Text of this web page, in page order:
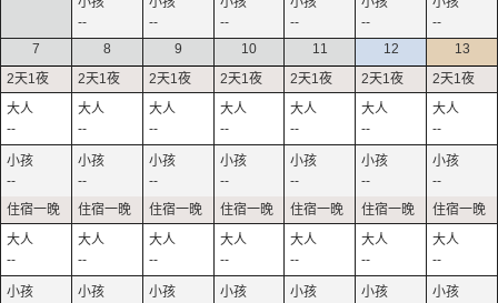
-- -- -- -- --
--
7
--
--
--
8
--
--
--
9
--
--
--
10
--
--
--
11
--
--
--
12
--
--
--
13
--
--
--